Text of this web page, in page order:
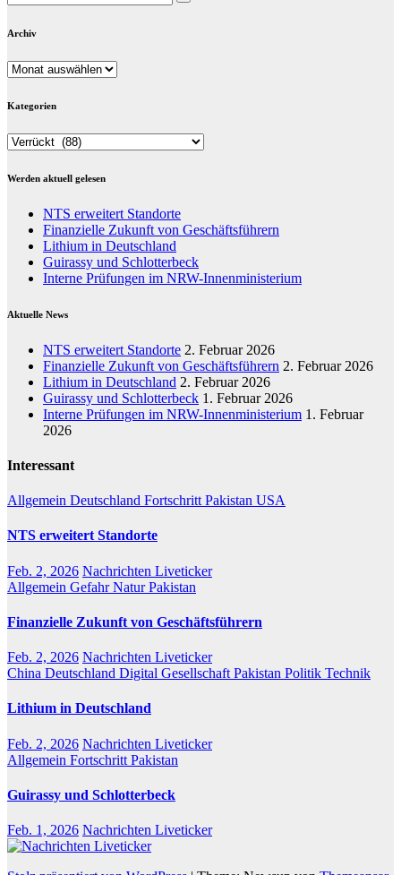
Archiv
Archiv
Kategorien
Kategorien
Werden aktuell gelesen
NTS erweitert Standorte
Finanzielle Zukunft von Geschäftsführern
Lithium in Deutschland
Guirassy und Schlotterbeck
Interne Prüfungen im NRW-Innenministerium
Aktuelle News
NTS erweitert Standorte 2. Februar 2026
Finanzielle Zukunft von Geschäftsführern 2. Februar 2026
Lithium in Deutschland 2. Februar 2026
Guirassy und Schlotterbeck 1. Februar 2026
Interne Prüfungen im NRW-Innenministerium 1. Februar
2026
Interessant
Allgemein Deutschland Fortschritt Pakistan USA
NTS erweitert Standorte
Feb. 2, 2026 Nachrichten Liveticker
Allgemein GefahrNaturPakistan
Finanzielle Zukunft von Geschäftsführern
Feb. 2, 2026 Nachrichten Liveticker
China Deutschland Digital Gesellschaft Pakistan Politik Technik
Lithium in Deutschland
Feb. 2, 2026 Nachrichten Liveticker
Allgemein Fortschritt Pakistan
Guirassy und Schlotterbeck
Feb. 1, 2026 Nachrichten Liveticker